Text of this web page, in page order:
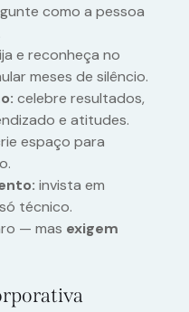
como a pessoa
e reconheça no
meses de silêncio.
celebre resultados,
e atitudes.
espaço para
invista em
técnico.
— mas exigem